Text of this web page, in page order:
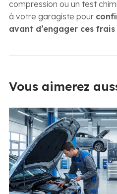
compression ou un test
à votre garagiste pour
avant d’engager ces
Vous aimerez